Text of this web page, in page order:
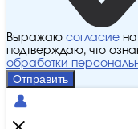
Выражаю согласие
подтверждаю, что
обработки
Отправить